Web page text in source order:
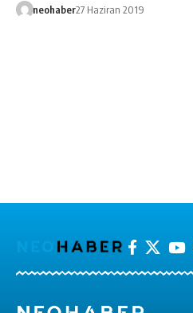
neohaber27 Haziran 2019